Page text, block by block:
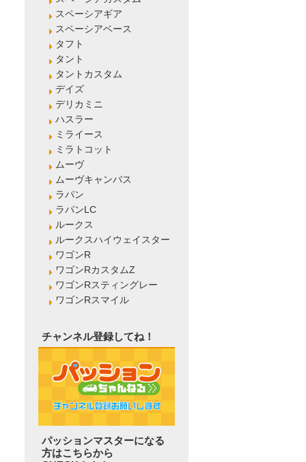
スペーシアギア
スペーシアベース
タフト
タント
タントカスタム
デイズ
デリカミニ
ハスラー
ミライース
ミラトコット
ムーヴ
ムーヴキャンバス
ラパン
ラパンLC
ルークス
ルークスハイウェイスター
ワゴンR
ワゴンRカスタムZ
ワゴンRスティングレー
ワゴンRスマイル
チャンネル登録してね！
パッションマスターになる
方はこちらから